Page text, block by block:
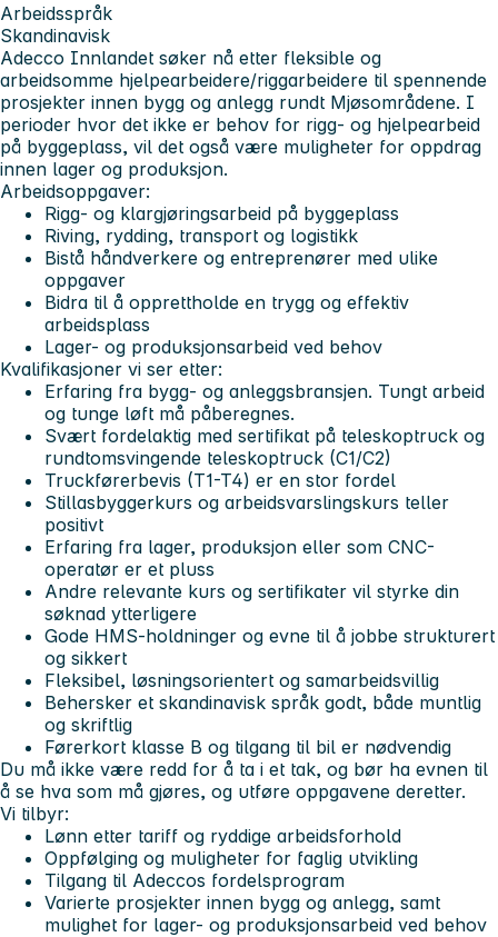
Arbeidsspråk
Skandinavisk
Adecco Innlandet søker nå etter fleksible og
arbeidsomme hjelpearbeidere/riggarbeidere til spennende
prosjekter innen bygg og anlegg rundt Mjøsområdene. I
perioder hvor det ikke er behov for rigg- og hjelpearbeid
på byggeplass, vil det også være muligheter for oppdrag
innen lager og produksjon.
Arbeidsoppgaver:
Rigg- og klargjøringsarbeid på byggeplass
Riving, rydding, transport og logistikk
Bistå håndverkere og entreprenører med ulike
oppgaver
Bidra til å opprettholde en trygg og effektiv
arbeidsplass
Lager- og produksjonsarbeid ved behov
Kvalifikasjoner vi ser etter:
Erfaring fra bygg- og anleggsbransjen. Tungt arbeid
og tunge løft må påberegnes.
Svært fordelaktig med sertifikat på teleskoptruck og
rundtomsvingende teleskoptruck (C1/C2)
Truckførerbevis (T1-T4) er en stor fordel
Stillasbyggerkurs og arbeidsvarslingskurs teller
positivt
Erfaring fra lager, produksjon eller som CNC-
operatør er et pluss
Andre relevante kurs og sertifikater vil styrke din
søknad ytterligere
Gode HMS-holdninger og evne til å jobbe strukturert
og sikkert
Fleksibel, løsningsorientert og samarbeidsvillig
Behersker et skandinavisk språk godt, både muntlig
og skriftlig
Førerkort klasse B og tilgang til bil er nødvendig
Du må ikke være redd for å ta i et tak, og bør ha evnen til
å se hva som må gjøres, og utføre oppgavene deretter.
Vi tilbyr:
Lønn etter tariff og ryddige arbeidsforhold
Oppfølging og muligheter for faglig utvikling
Tilgang til Adeccos fordelsprogram
Varierte prosjekter innen bygg og anlegg, samt
mulighet for lager- og produksjonsarbeid ved behov